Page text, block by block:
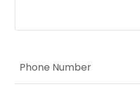
Phone Number